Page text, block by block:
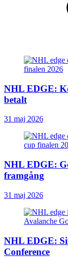
NHL EDGE:
betalt
31 maj 2026
NHL EDGE:
framgång
31 maj 2026
NHL EDGE:
Conference